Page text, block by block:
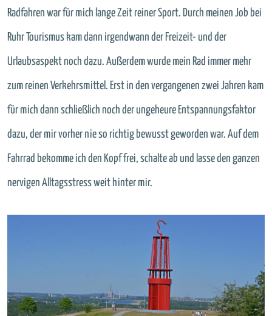
Radfahren war für mich lange Zeit reiner Sport. Durch meinen Job bei
Ruhr Tourismus kam dann irgendwann der Freizeit- und der
Urlaubsaspekt noch dazu. Außerdem wurde mein Rad immer mehr
zum reinen Verkehrsmittel. Erst in den vergangenen zwei Jahren kam
für mich dann schließlich noch der ungeheure Entspannungsfaktor
dazu, der mir vorher nie so richtig bewusst geworden war. Auf dem
Fahrrad bekomme ich den Kopf frei, schalte ab und lasse den ganzen
nervigen Alltagsstress weit hinter mir.